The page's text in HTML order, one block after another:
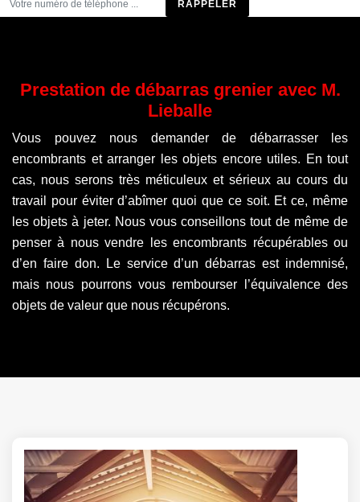
Prestation de débarras grenier avec M.
Lieballe
Vous pouvez nous demander de débarrasser les
encombrants et arranger les objets encore utiles. En tout
cas, nous serons très méticuleux et sérieux au cours du
travail pour éviter d’abîmer quoi que ce soit. Et ce, même
les objets à jeter. Nous vous conseillons tout de même de
penser à nous vendre les encombrants récupérables ou
d’en faire don. Le service d’un débarras est indemnisé,
mais nous pourrons vous rembourser l’équivalence des
objets de valeur que nous récupérons.